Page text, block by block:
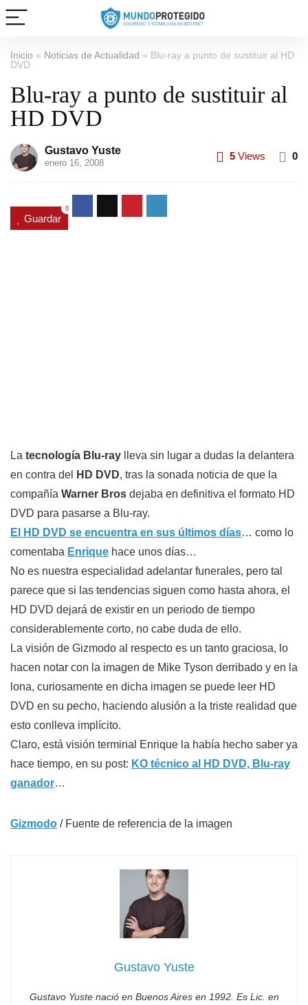
Inicio » Noticias de Actualidad » Blu-ray a punto de sustituir al HD
DVD
Blu-ray a punto de sustituir al
HD DVD
Gustavo Yuste
enero 16, 2008
5 Views 0
Guardar
0
La tecnología Blu-ray lleva sin lugar a dudas la delantera
en contra del
HD DVD, tras la sonada noticia de que la
compañía Warner Bros dejaba en definitiva el formato HD
DVD para pasarse a Blu-ray.
El HD DVD se encuentra en sus últimos días… como lo
comentaba Enrique hace unos días…
No es nuestra especialidad adelantar funerales, pero tal
parece que si las tendencias siguen como hasta ahora, el
HD DVD dejará de existir en un periodo de tiempo
considerablemente corto, no cabe duda de ello.
La visión de Gizmodo al respecto es un tanto graciosa, lo
hacen notar con la imagen de Mike Tyson derribado y en la
lona, curiosamente en dicha imagen se puede leer HD
DVD en su pecho, haciendo alusión a la triste realidad que
esto conlleva implícito.
Claro, está visión terminal Enrique la había hecho saber ya
hace tiempo, en su post: KO técnico al HD DVD, Blu-ray
ganador…
Gizmodo / Fuente de referencia de la imagen
Gustavo Yuste
Gustavo Yuste nació en Buenos Aires en 1992. Es Lic. en